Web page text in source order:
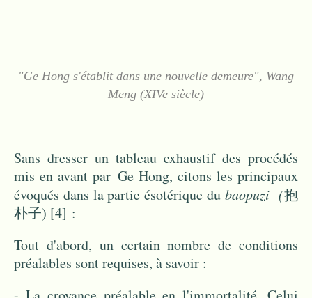
"Ge Hong s'établit dans une nouvelle demeure", Wang
Meng (XIVe siècle)
Sans dresser un tableau exhaustif des procédés
mis en avant par Ge Hong, citons les principaux
évoqués dans la partie ésotérique du baopuzi (抱
朴子) [4] :
Tout d'abord, un certain nombre de conditions
préalables sont requises, à savoir :